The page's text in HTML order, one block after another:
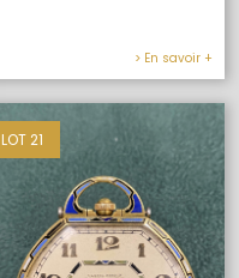
> En savoir +
LOT 21